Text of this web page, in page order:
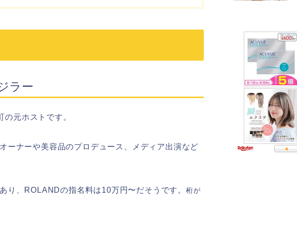
ラー
元ホストです。
ーナーや美容品のプロデュース、メディア出演など
り、ROLANDの指名料は10万円〜だそうです。桁が